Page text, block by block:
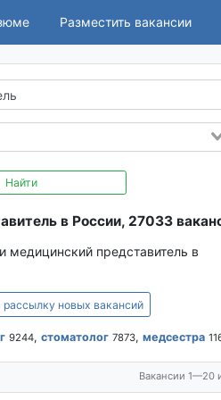
Разместить вакансии
Найти
в России, 27033
медицинский представитель в
рассылку новых вакансий
9244, стоматолог 7873, медсестра
Вакансии 1—20